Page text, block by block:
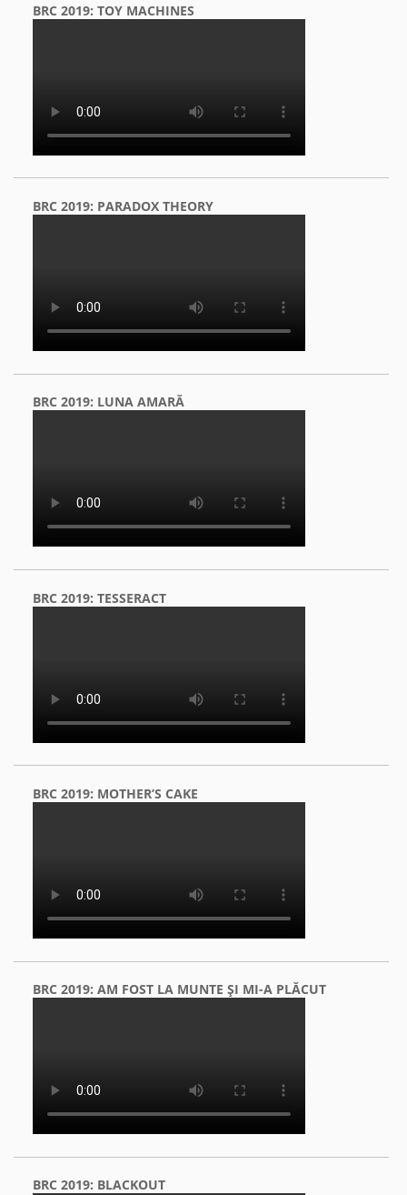
BRC 2019: TOY MACHINES
BRC 2019: PARADOX THEORY
BRC 2019: LUNA AMARĂ
BRC 2019: TESSERACT
BRC 2019: MOTHER’S CAKE
BRC 2019: AM FOST LA MUNTE ŞI MI-A PLĂCUT
BRC 2019: BLACKOUT